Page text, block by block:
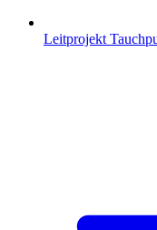
Leitprojekt